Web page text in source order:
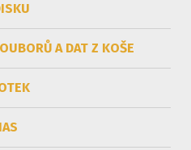
A DAT Z KOŠE